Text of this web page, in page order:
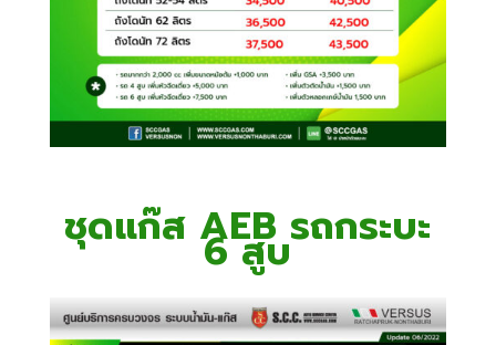
ชุดแก๊ส AEB รถกระบะ
6 สูบ